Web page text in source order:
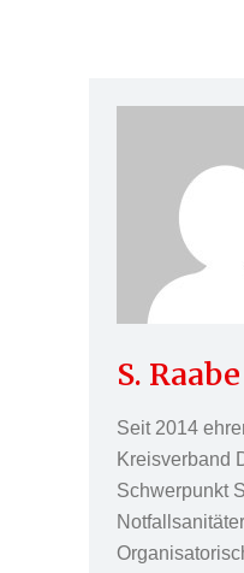
S. Raabe
Seit 2014
Kreisverband
Schwerpunkt